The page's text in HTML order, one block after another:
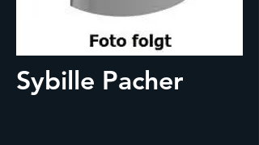
Sybille Pacher